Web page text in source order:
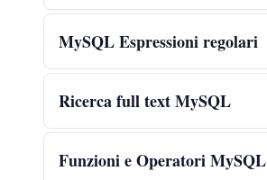
MySQL Espressioni regolari
Ricerca full text MySQL
Funzioni e Operatori MySQL